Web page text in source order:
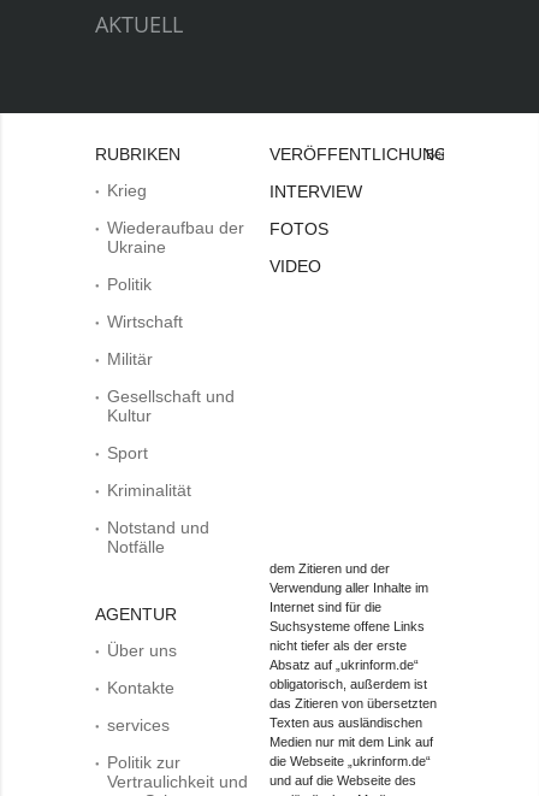
AKTUELL
RUBRIKEN
Krieg
Wiederaufbau der
Ukraine
Politik
Wirtschaft
Militär
Gesellschaft und
Kultur
Sport
Kriminalität
Notstand und
Notfälle
AGENTUR
Über uns
Kontakte
services
Politik zur
Vertraulichkeit und
VERÖFFENTLICHUNGEN
INTERVIEW
FOTOS
VIDEO
Bei
dem Zitieren und der
Verwendung aller Inhalte im
Internet sind für die
Suchsysteme offene Links
nicht tiefer als der erste
Absatz auf „ukrinform.de“
obligatorisch, außerdem ist
das Zitieren von übersetzten
Texten aus ausländischen
Medien nur mit dem Link auf
die Webseite „ukrinform.de“
und auf die Webseite des